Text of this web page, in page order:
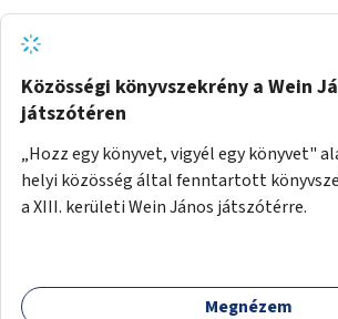
Közösségi könyvszekrény a Wein
játszótéren
„Hozz egy könyvet, vigyél egy könyvet"
helyi közösség által fenntartott
a XIII. kerületi Wein János játszótérre.
Megnézem